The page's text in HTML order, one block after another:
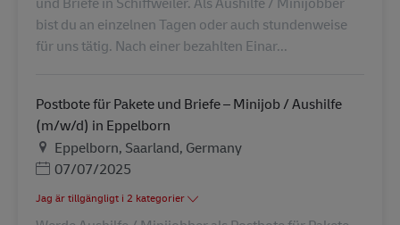
bist du an einzelnen Tagen oder auch stundenweise
für uns tätig. Nach einer bezahlten Einar...
Postbote für Pakete und Briefe – Minijob / Aushilfe
(m/w/d) in Eppelborn
PlatsEppelborn, Saarland, Germany
Posted Date
07/07/2025
Jag är tillgängligt i 2 kategorier